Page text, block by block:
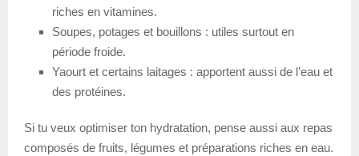
riches en vitamines.
Soupes, potages et bouillons : utiles surtout en
période froide.
Yaourt et certains laitages : apportent aussi de l’eau et
des protéines.
Si tu veux optimiser ton hydratation, pense aussi aux repas
composés de fruits, légumes et préparations riches en eau.